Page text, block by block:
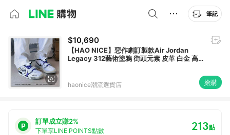
筆記
$10,690
【HAO NICE】惡作劇訂製款Air Jordan
Legacy 312️藝術塗鴉 街頭元素 皮革 白金 高
haonice潮流選貨店 搶購
訂單成立賺2%
下單享LINE POINTS點數 213點